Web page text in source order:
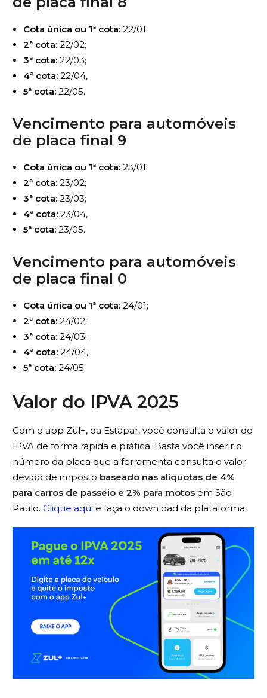
Cota única ou 1ª cota: 22/01;
2ª cota: 22/02;
3ª cota: 22/03;
4ª cota: 22/04,
5ª cota: 22/05.
Vencimento para automóveis
de placa final 9
Cota única ou 1ª cota: 23/01;
2ª cota: 23/02;
3ª cota: 23/03;
4ª cota: 23/04,
5ª cota: 23/05.
Vencimento para automóveis
de placa final 0
Cota única ou 1ª cota: 24/01;
2ª cota: 24/02;
3ª cota: 24/03;
4ª cota: 24/04,
5ª cota: 24/05.
Valor do IPVA 2025
Com o app Zul+, da Estapar, você consulta o valor do
IPVA de forma rápida e prática. Basta você inserir o
número da placa que a ferramenta consulta o valor
devido de imposto baseado nas alíquotas de 4%
para carros de passeio e 2% para motos em São
Paulo. Clique aqui e faça o download da plataforma.